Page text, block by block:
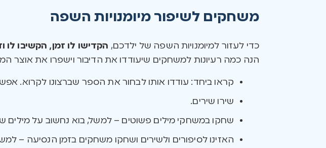
משחקים לשיפור מיומנויות השפה
כדי לעזור למיומנויות השפה של ילדכם, הקדישו לו זמן, הקשיבו לו
הנה כמה רעיונות למשחקים שיעודדו את הדיבור וישפרו את אוצר
קראו ביחד: עודדו אותו לבחור את הספר שברצונו לקרוא.
שירו שירים.
שחקו במשחקי מילים פשוטים – למשל, בוא נחשוב על מילים
האזינו לסיפורים ולשירים ושחקו משחקים בזמן הנסיעה –